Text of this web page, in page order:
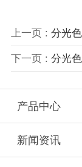
上一页 : 分光
下一页 : 分光
产品中心
新闻资讯